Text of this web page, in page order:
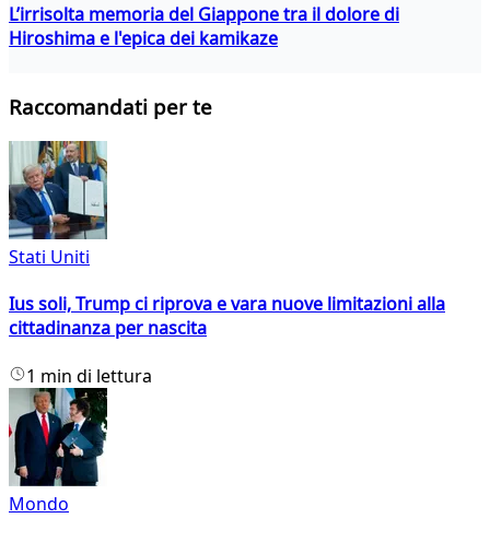
L’irrisolta memoria del Giappone tra il dolore di
Hiroshima e l'epica dei kamikaze
Raccomandati per te
Stati Uniti
Ius soli, Trump ci riprova e vara nuove limitazioni alla
cittadinanza per nascita
1 min di lettura
Mondo